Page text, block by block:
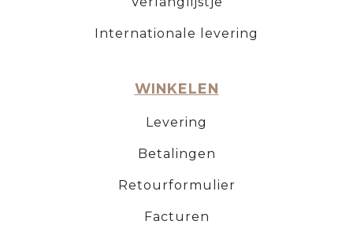
Internationale levering
WINKELEN
Levering
Betalingen
Retourformulier
Facturen